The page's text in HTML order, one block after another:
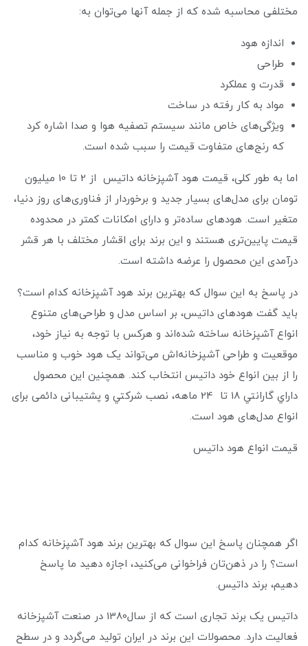
مختلفی محاسبه شده که از جمله آنها می‌توان به:
اندازه هود
طراحی
قدرت و عملکرد
مواد به کار رفته در ساخت
ویژگی‌های خاص مانند سیستم تصفیه هوا و صدا اشاره کرد
که رنج‌های متفاوت قیمت را سبب شده است.
اما به طور کلی، قیمت هود آشپزخانه داتیس از 2 تا 10 میلیون
تومان برای مدل‌های بسیار جدید و برخوردار از فناوری‌های روز دنیا،
متغیر است. هود‌های ساده‌تر و دارای امکانات کمتر در محدوده
قیمت پایین‌تری هستند و این برند برای اقشار مختلف با هر قشر
درآمدی این محصول را عرضه داشته است.
در پاسخ به این سوال که بهترین برند هود آشپزخانه کدام است؟
باید گفت هودهای داتیس، بر اساس مدل و طراحی‌های متنوع
انواع آشپزخانه‌ ساخته شده‌اند و هرکس با توجه به نیاز خود،
موقعیت و طراحی آشپزخانه‌اش می‌تواند یک هود خوب و مناسب
را از بین انواع خود داتیس انتخاب کند. همچنین این محصول
داراي گارانتي 18 تا 24 ماهه، نصب شركتي و پشتیبانی دائمی برای
انواع مدل‌های هود است.
قیمت انواع هود داتیس
اگر همچنان پاسخ این سوال که بهترین برند هود آشپزخانه کدام
است؟ را در ذهن‌تان فراخوانی می‌کنید، اجازه دهید ما پاسخ
دهیم، برند داتیس.
داتیس یک برند تجاری است که از سال1380 در صنعت آشپزخانه
فعالیت دارد. محصولات این برند در ایران تولید می‌گردد و در سطح